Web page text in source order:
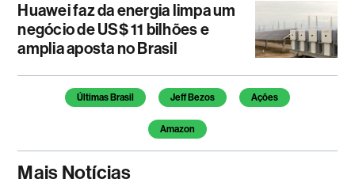
Huawei faz da energia limpa um
negócio de US$ 11 bilhões e
amplia aposta no Brasil
Temas deste artigo
Últimas Brasil Jeff Bezos Ações
Amazon
Mais Notícias